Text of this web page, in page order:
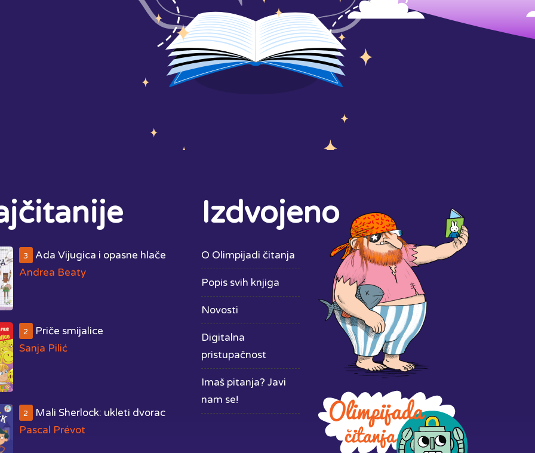
3
Ada Vijugica i opasne hlače
Andrea Beaty
2
Priče smijalice
Sanja Pilić
2
Mali Sherlock: ukleti dvorac
Pascal Prévot
Izdvojeno
O Olimpijadi čitanja
Popis svih knjiga
Novosti
Digitalna
pristupačnost
Imaš pitanja? Javi
nam se!